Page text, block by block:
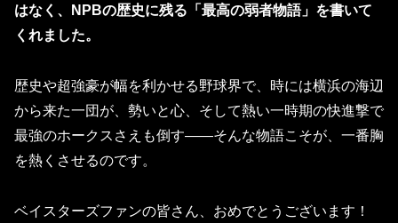
はなく、NPBの歴史に残る「最高の弱者物語」を書いて
くれました。
歴史や超強豪が幅を利かせる野球界で、時には横浜の海辺
から来た一団が、勢いと心、そして熱い一時期の快進撃で
最強のホークスさえも倒す――そんな物語こそが、一番胸
を熱くさせるのです。
ベイスターズファンの皆さん、おめでとうございます！